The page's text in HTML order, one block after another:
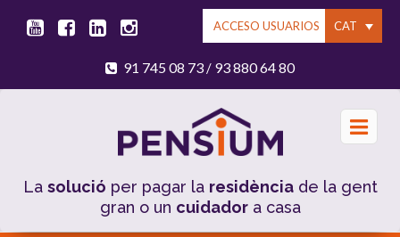
CAT
ACCESO USUARIOS
91 745 08 73/ 93 880 64 80
La solució per pagar la residènciade la gent
gran o un cuidadora casa